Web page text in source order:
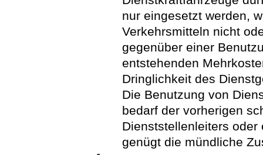
nur eingesetzt werden,
Verkehrsmitteln nicht
gegenüber einer
entstehenden
Dringlichkeit des
Die Benutzung von
bedarf der vorherigen
Dienststellenleiters
genügt die mündliche